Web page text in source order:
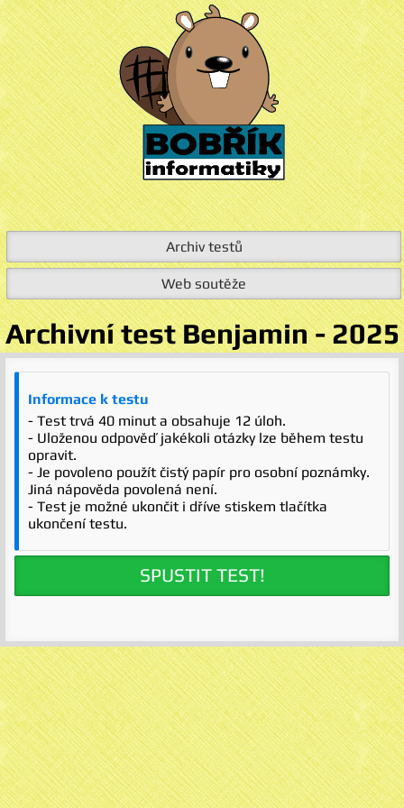
Archiv testů
Web soutěže
Archivní test Benjamin - 2025
Informace k testu
- Test trvá 40 minut a obsahuje 12 úloh.
- Uloženou odpověď jakékoli otázky lze během testu
opravit.
- Je povoleno použít čistý papír pro osobní poznámky.
Jiná nápověda povolená není.
- Test je možné ukončit i dříve stiskem tlačítka
ukončení testu.
SPUSTIT TEST!